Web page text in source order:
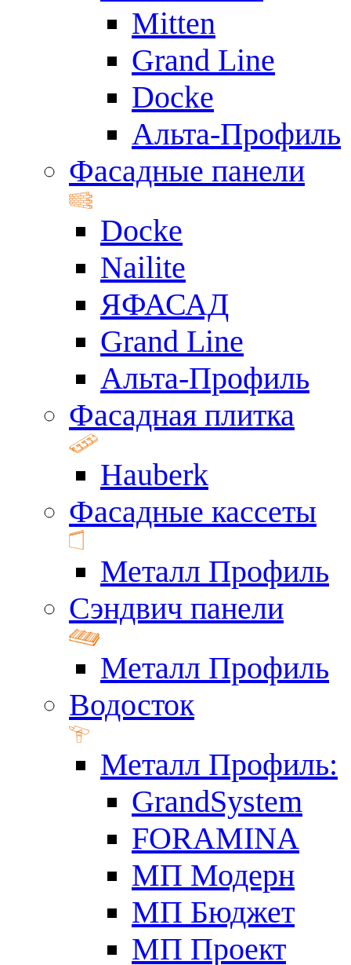
Mitten
Grand Line
Docke
Альта-Профиль
Фасадные панели
Docke
Nailite
ЯФАСАД
Grand Line
Альта-Профиль
Фасадная плитка
Hauberk
Фасадные кассеты
Металл Профиль
Сэндвич панели
Металл Профиль
Водосток
Металл Профиль:
GrandSystem
FORAMINA
МП Модерн
МП Бюджет
МП Проект